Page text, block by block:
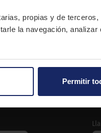
propias y de terceros,
la navegación,
Permitir
01